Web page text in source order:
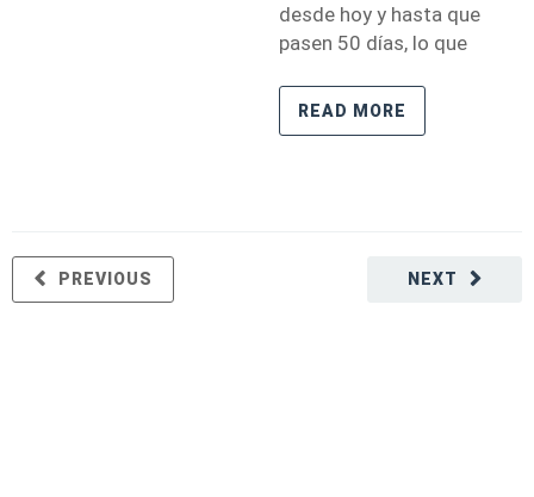
desde hoy y hasta que
pasen 50 días, lo que
READ MORE
NEXT
PREVIOUS